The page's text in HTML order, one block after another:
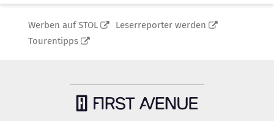
Werben auf STOL
Leserreporter werden
Tourentipps